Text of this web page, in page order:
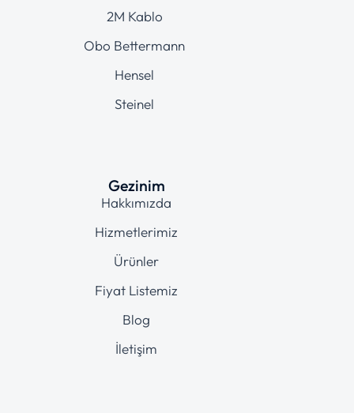
2M Kablo
Obo Bettermann
Hensel
Steinel
Gezinim
Hakkımızda
Hizmetlerimiz
Ürünler
Fiyat Listemiz
Blog
İletişim